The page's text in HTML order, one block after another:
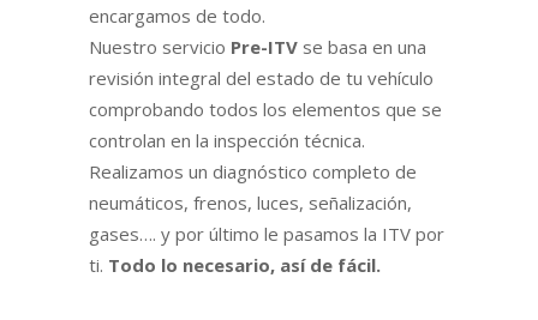
encargamos de todo.
Nuestro servicio Pre-ITV se basa en una
revisión integral del estado de tu vehículo
comprobando todos los elementos que se
controlan en la inspección técnica.
Realizamos un diagnóstico completo de
neumáticos, frenos, luces, señalización,
gases…. y por último le pasamos la ITV por
ti. Todo lo necesario, así de fácil.